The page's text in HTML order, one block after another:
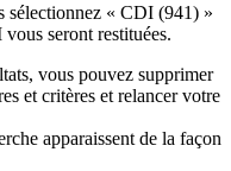
sélectionnez « CDI (941) »
seront restituées.
vous pouvez supprimer
et critères et relancer votre
apparaissent de la façon